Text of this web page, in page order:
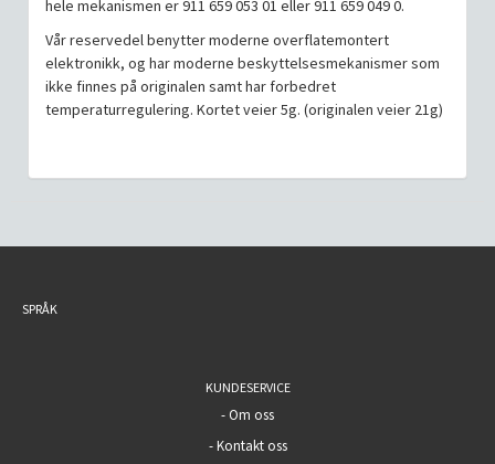
hele mekanismen er 911 659 053 01 eller 911 659 049 0.
Vår reservedel benytter moderne overflatemontert
elektronikk, og har moderne beskyttelsesmekanismer som
ikke finnes på originalen samt har forbedret
temperaturregulering. Kortet veier 5g. (originalen veier 21g)
SPRÅK
KUNDESERVICE
-Om oss
-Kontakt oss